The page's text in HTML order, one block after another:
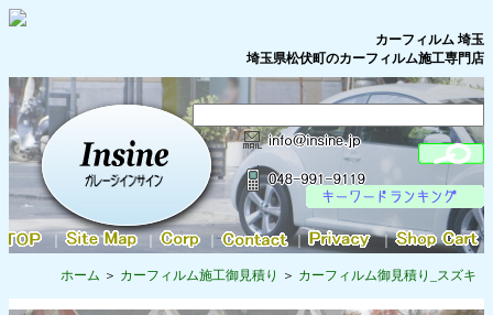
カーフィルム 埼玉
埼玉県松伏町のカーフィルム施工専門店
｜ ｜ ｜
ホーム カーフィルム施工御見積り カーフィルム御見積り_スズキ